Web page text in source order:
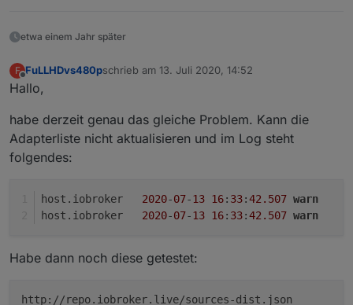
etwa einem Jahr später
F
Offline
FuLLHDvs480pschrieb am 13. Juli 2020, 14:52
zuletzt editiert von
Hallo,
habe derzeit genau das gleiche Problem. Kann die
Adapterliste nicht aktualisieren und im Log steht
folgendes:
2020-07-13 16: 33:42.507 warn
2020-07-13 16: 33:42.507 warn
Habe dann noch diese getestet:
http://repo.iobroker.live/sources-dist.json